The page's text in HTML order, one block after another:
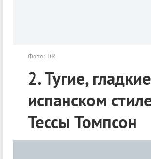
Фото: DR
2. Тугие,
испанском
Тессы Томпсон